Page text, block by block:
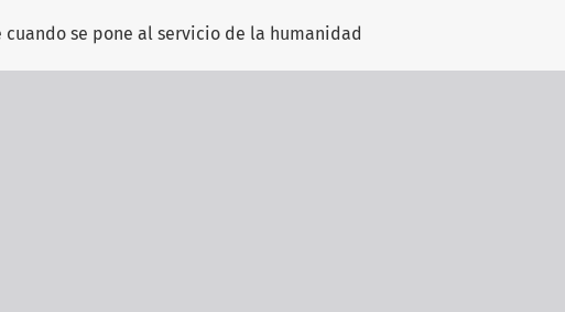
cuando se pone al servicio de la humanidad